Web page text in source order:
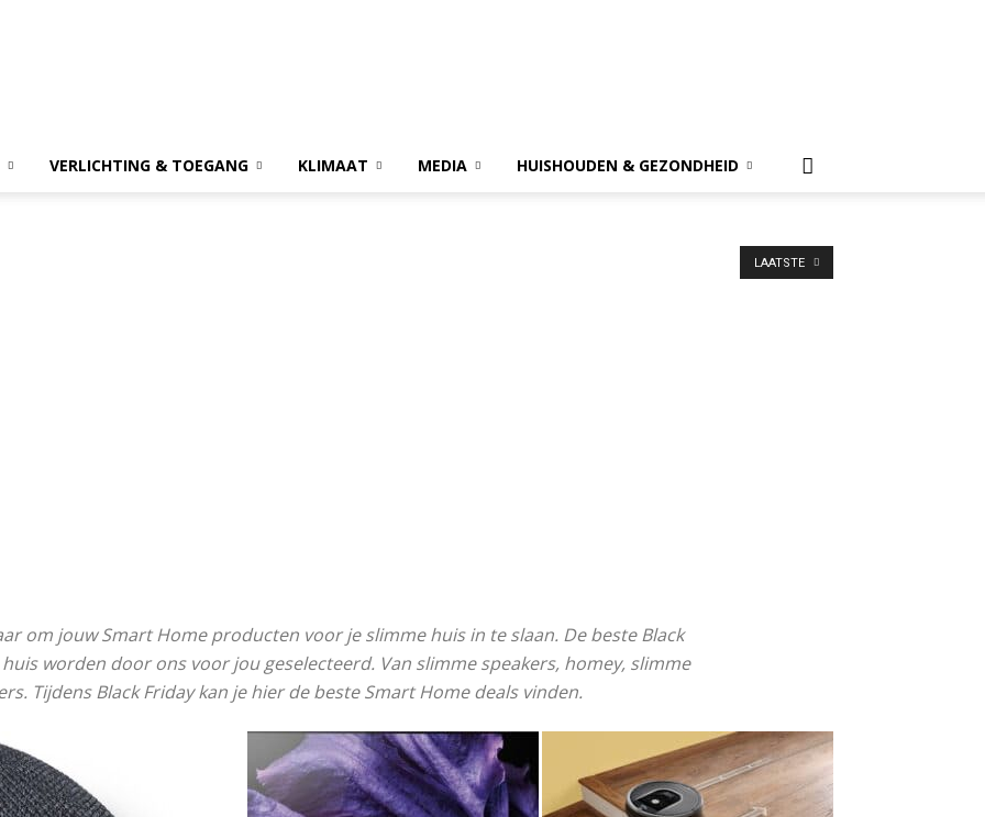
VERLICHTING & TOEGANG KLIMAAT MEDIA HUISHOUDEN & GEZONDHEID
om jouw Smart Home producten voor je slimme huis in te slaan. De beste Black
worden door ons voor jou geselecteerd. Van slimme speakers, homey, slimme
Tijdens Black Friday kan je hier de beste Smart Home deals vinden.
LAATSTE